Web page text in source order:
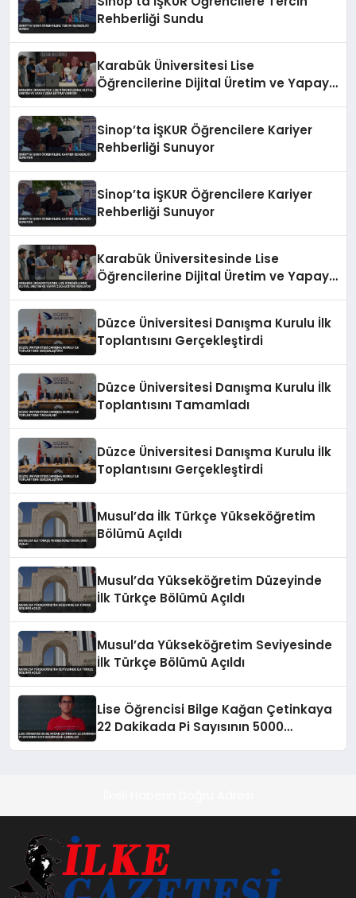
Rehberliği Sundu
Karabük Üniversitesi Lise
Öğrencilerine Dijital Üretim ve Yapay
Sinop’ta İŞKUR Öğrencilere Kariyer
Rehberliği Sunuyor
Sinop’ta İŞKUR Öğrencilere Kariyer
Rehberliği Sunuyor
Karabük Üniversitesinde Lise
Öğrencilerine Dijital Üretim ve Yapay
Düzce Üniversitesi Danışma Kurulu İlk
Toplantısını Gerçekleştirdi
Düzce Üniversitesi Danışma Kurulu İlk
Toplantısını Tamamladı
Düzce Üniversitesi Danışma Kurulu İlk
Toplantısını Gerçekleştirdi
Musul’da İlk Türkçe Yükseköğretim
Bölümü Açıldı
Musul’da Yükseköğretim Düzeyinde
İlk Türkçe Bölümü Açıldı
Musul’da Yükseköğretim Seviyesinde
İlk Türkçe Bölümü Açıldı
Lise Öğrencisi Bilge Kağan Çetinkaya
22 Dakikada Pi Sayısının 5000